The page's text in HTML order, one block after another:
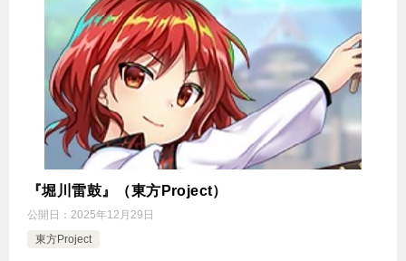
『堀川雷鼓』（東方Project）
公開日： 2025年12月29日
東方Project